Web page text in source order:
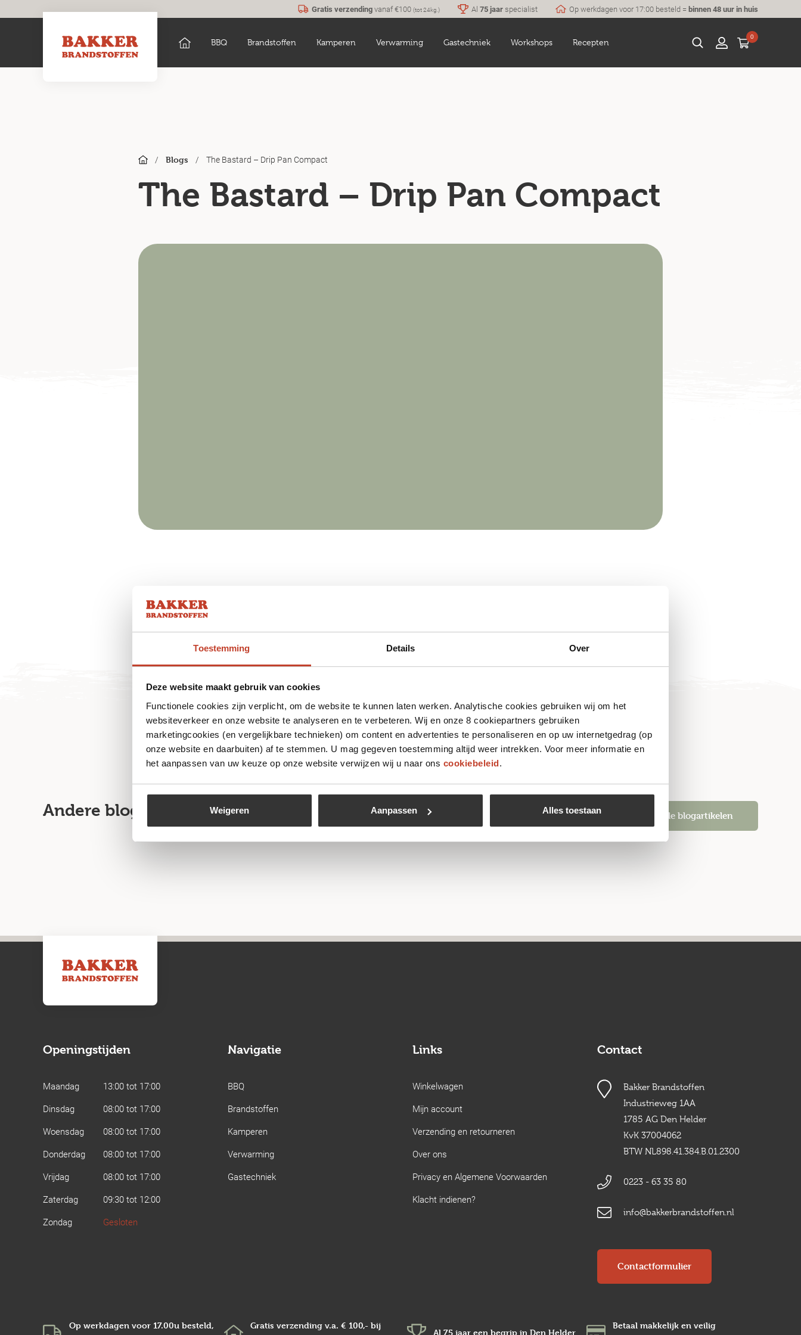
Toestemming Details Over
Deze website maakt gebruik van cookies
Functionele cookies zijn verplicht, om de website te kunnen laten werken. Analytische cookies gebruiken wij om het
websiteverkeer en onze website te analyseren en te verbeteren. Wij en onze 8 cookiepartners gebruiken
marketingcookies (en vergelijkbare technieken) om content en advertenties te personaliseren en op uw internetgedrag (op
onze website en daarbuiten) af te stemmen. U mag gegeven toestemming altijd weer intrekken. Voor meer informatie en
het aanpassen van uw keuze op onze website verwijzen wij u naar ons cookiebeleid.
Weigeren Aanpassen Alles toestaan
Gratis verzendingvanaf €100 (tot 24kg.) Al 75 jaarspecialist Op werkdagen voor 17:00 besteld =binnen 48 uur in huis
BBQ Brandstoffen Kamperen Verwarming Gastechniek Workshops Recepten
0
/ Blogs / The Bastard – Drip Pan Compact
The Bastard – Drip Pan Compact
Andere blogartikelen Alle blogartikelen
Openingstijden
Maandag
13:00 tot 17:00
Dinsdag
08:00 tot 17:00
Woensdag
08:00 tot 17:00
Donderdag
08:00 tot 17:00
Vrijdag
08:00 tot 17:00
Zaterdag
09:30 tot 12:00
Zondag
Gesloten
Navigatie
BBQ
Brandstoffen
Kamperen
Verwarming
Gastechniek
Links
Winkelwagen
Mijn account
Verzending en retourneren
Over ons
Privacy en Algemene Voorwaarden
Klacht indienen?
Contact
Bakker Brandstoffen
Industrieweg 1AA
1785 AG Den Helder
KvK 37004062
BTW NL898.41.384.B.01.2300
0223 - 63 35 80
info@bakkerbrandstoffen.nl
Contactformulier
Op werkdagen voor 17.00u besteld,
Gratis verzending v.a. € 100,- bij
Al 75 jaar een begrip in Den Helder
Betaal makkelijk en veilig